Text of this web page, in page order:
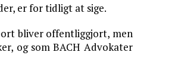
er for tidligt at sige.
bliver offentliggjort, men
og som BACH Advokater